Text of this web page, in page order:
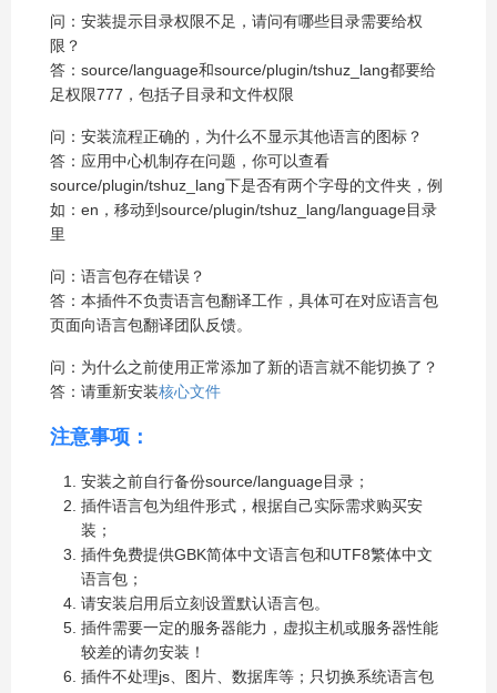
问：安装提示目录权限不足，请问有哪些目录需要给权
限？
答：source/language和source/plugin/tshuz_lang都要给
足权限777，包括子目录和文件权限
问：安装流程正确的，为什么不显示其他语言的图标？
答：应用中心机制存在问题，你可以查看
source/plugin/tshuz_lang下是否有两个字母的文件夹，例
如：en，移动到source/plugin/tshuz_lang/language目录
里
问：语言包存在错误？
答：本插件不负责语言包翻译工作，具体可在对应语言包
页面向语言包翻译团队反馈。
问：为什么之前使用正常添加了新的语言就不能切换了？
答：请重新安装核心文件
注意事项：
安装之前自行备份source/language目录；
插件语言包为组件形式，根据自己实际需求购买安
装；
插件免费提供GBK简体中文语言包和UTF8繁体中文
语言包；
请安装启用后立刻设置默认语言包。
插件需要一定的服务器能力，虚拟主机或服务器性能
较差的请勿安装！
插件不处理js、图片、数据库等；只切换系统语言包